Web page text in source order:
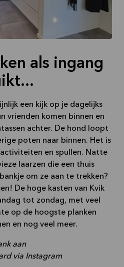
als ingang
een kijk op je dagelijks
vrienden komen binnen en
achter. De hond loopt
poten naar binnen. Het is
en spullen. Natte
laarzen die een thuis
om ze aan te trekken?
De hoge kasten van Kvik
tot zondag, met veel
op de hoogste planken
en nog veel meer.
aan
via Instagram